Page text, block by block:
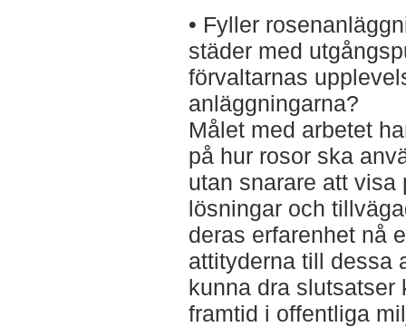
• Fyller
städer med
förvaltarnas
anläggningarna?
Målet med arbetet
på hur rosor ska
utan snarare att visa
lösningar och
deras erfarenhet nå
attityderna till dessa
kunna dra slutsatser
framtid i offentliga